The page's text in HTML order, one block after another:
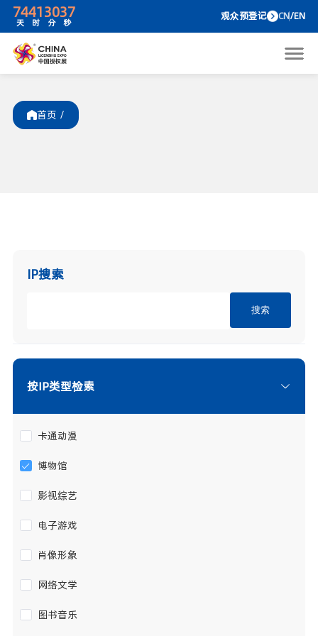
74
天
41
时
30
分
37 观众预
首页 /
IP搜索
搜索
按IP类型检索
卡通动漫
博物馆
影视综艺
电子游戏
肖像形象
网络文学
图书音乐